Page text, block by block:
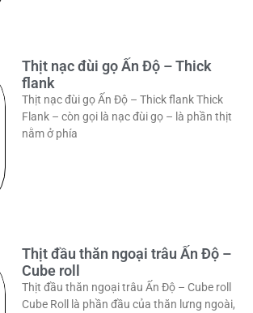
Thịt nạc đùi gọ Ấn Độ – Thick
flank
Thịt nạc đùi gọ Ấn Độ – Thick flank Thick
Flank – còn gọi là nạc đùi gọ – là phần thịt
nằm ở phía
Thịt đầu thăn ngoại trâu Ấn Độ –
Cube roll
Thịt đầu thăn ngoại trâu Ấn Độ – Cube roll
Cube Roll là phần đầu của thăn lưng ngoài,